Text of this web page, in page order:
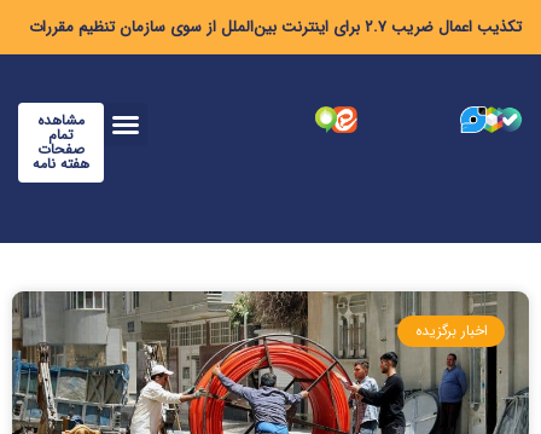
تکذیب اعمال ضریب ۲.۷ برای اینترنت بین‌الملل از سوی سازمان تنظیم مقررات
مشاهده
تمام
صفحات
هفته نامه
اخبار برگزیده